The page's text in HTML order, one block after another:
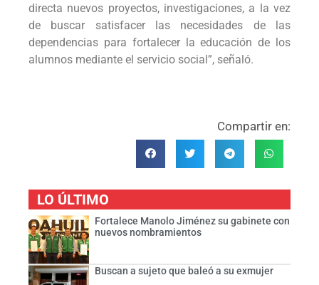
directa nuevos proyectos, investigaciones, a la vez
de buscar satisfacer las necesidades de las
dependencias para fortalecer la educación de los
alumnos mediante el servicio social”, señaló.
Compartir en:
LO ÚLTIMO
Fortalece Manolo Jiménez su gabinete con
nuevos nombramientos
Buscan a sujeto que baleó a su exmujer